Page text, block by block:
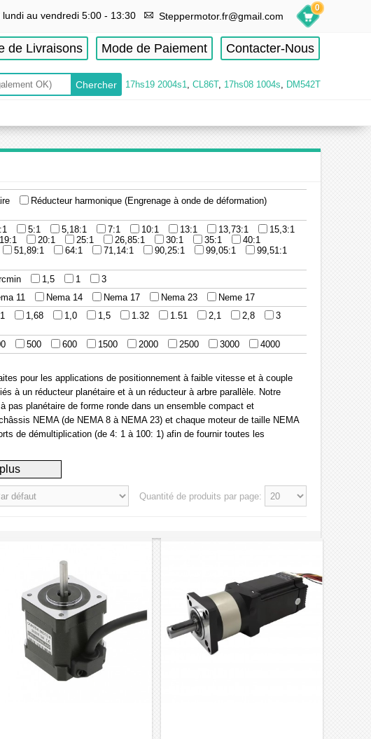
au vendredi 5:00 - 13:30 Steppermotor.fr@gmail.com
0
de Livraisons Mode de Paiement Contacter-Nous
17hs19 2004s1, CL86T, 17hs08 1004s, DM542T
Réducteur harmonique (Engrenage à onde de déformation)
5:1 5,18:1 7:1 10:1 13:1 13,73:1
15,3:1
20:1 25:1 26,85:1 30:1 35:1
40:1
51,89:1 64:1 71,14:1 90,25:1 99,05:1
99,51:1
1,5 1
3
11 Nema 14 Nema 17 Nema 23 Neme 17
1 1,68 1,0 1,5 1.32 1.51 2,1 2,8
3
500 600 1500 2000 2500 3000 4000
pour les applications de positionnement à faible vitesse et à couple
à un réducteur planétaire et à un réducteur à arbre parallèle. Notre
planétaire de forme ronde dans un ensemble compact et
NEMA (de NEMA 8 à NEMA 23) et chaque moteur de taille NEMA
de démultiplication (de 4: 1 à 100: 1) afin de fournir toutes les
Quantité de produits par page: